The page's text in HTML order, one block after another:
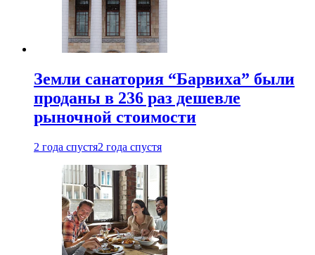
Земли санатория “Барвиха” были
проданы в 236 раз дешевле
рыночной стоимости
2 года спустя2 года спустя